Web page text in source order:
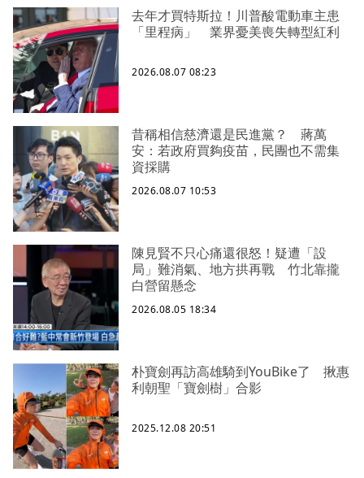
去年才買特斯拉！川普酸電動車主患
「里程病」 業界憂美喪失轉型紅利
2026.08.07 08:23
昔稱相信慈濟還是民進黨？ 蔣萬
安：若政府買夠疫苗，民團也不需集
資採購
2026.08.07 10:53
陳見賢不只心痛還很怒！疑遭「設
局」難消氣、地方拱再戰 竹北靠攏
白營留懸念
2026.08.05 18:34
朴寶劍再訪高雄騎到YouBike了 揪惠
利朝聖「寶劍樹」合影
2025.12.08 20:51